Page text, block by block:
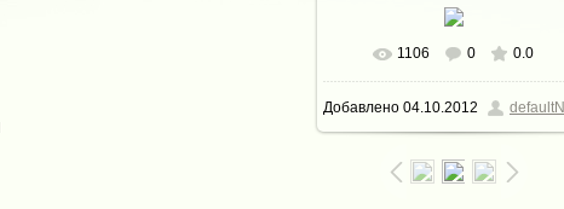
В реальном размере 566x800
158.2Kb
1106 0 0.0
Добавлено 04.10.2012